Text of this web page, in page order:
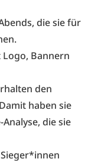
die sie für
Logo, Bannern
den
haben sie
die sie